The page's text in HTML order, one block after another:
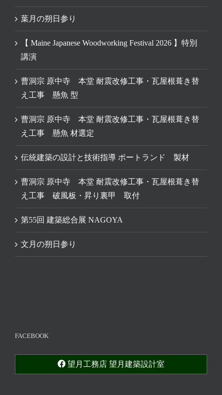
葉月の朔日参り
【 Maine Japanese Woodworking Festival 2026 】特別
講演
曹洞宗 原中寺 本堂 耐震改修工事・瓦屋根葺き替
え工事 懸魚 型
曹洞宗 原中寺 本堂 耐震改修工事・瓦屋根葺き替
え工事 懸魚 材選定
伝統建築の設計と技術指導 ポートランド 製材
曹洞宗 原中寺 本堂 耐震改修工事・瓦屋根葺き替
え工事 破風板・昇り裏甲 取付
第55回 建築総合展 NAGOYA
文月の朔日参り
FACEBOOK
望月工務店 望月建築設計室